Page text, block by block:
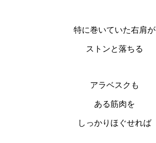
特に巻いていた右肩が
ストンと落ちる
アラベスクも
ある筋肉を
しっかりほぐせれば